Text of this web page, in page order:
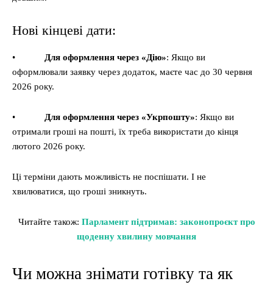
Нові кінцеві дати:
• Для оформлення через «Дію»: Якщо ви
оформлювали заявку через додаток, маєте час до 30 червня
2026 року.
• Для оформлення через «Укрпошту»: Якщо ви
отримали гроші на пошті, їх треба використати до кінця
лютого 2026 року.
Ці терміни дають можливість не поспішати. І не
хвилюватися, що гроші зникнуть.
Читайте також: Парламент підтримав: законопроєкт про
щоденну хвилину мовчання
Чи можна знімати готівку та як